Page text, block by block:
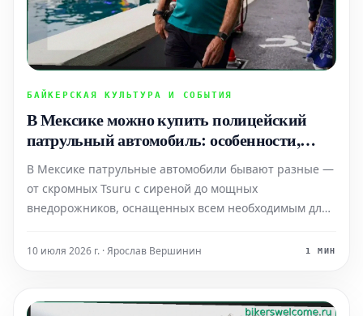
БАЙКЕРСКАЯ КУЛЬТУРА И СОБЫТИЯ
В Мексике можно купить полицейский
патрульный автомобиль: особенности,
"Режим преследования", специальные
системы безопасности и цена. Но сирену
ставить нельзя.
В Мексике патрульные автомобили бывают разные —
от скромных Tsuru с сиреной до мощных
внедорожников, оснащенных всем необходимым для
разработанные как патрульные, имеют множество
10 июля 2026 г. · Ярослав Вершинин 1 МИН